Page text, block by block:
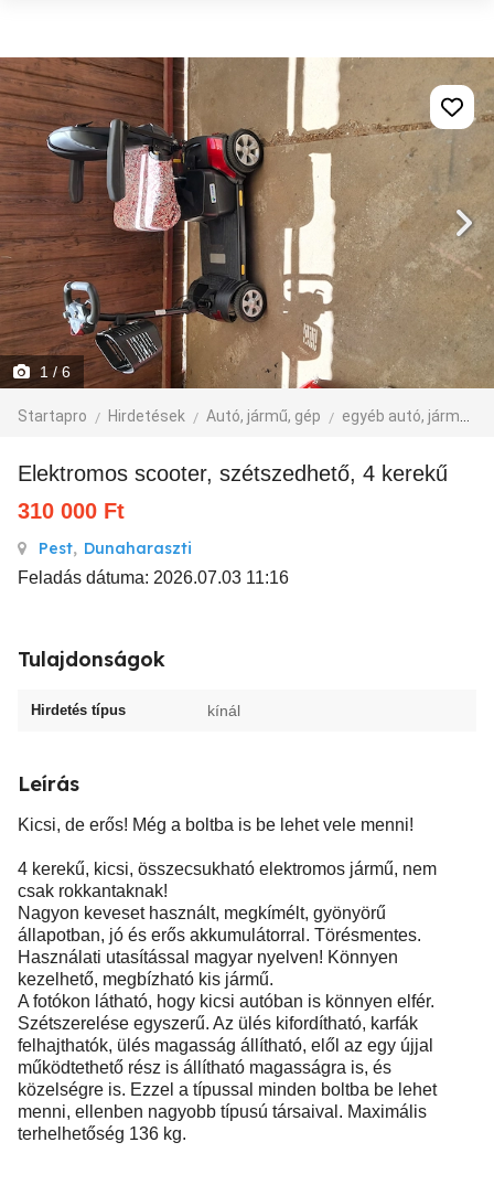
1 / 6
Startapro Hirdetések Autó, jármű, gép egyéb autó, jármű, gép
Elektromos scooter, szétszedhető, 4 kerekű
310 000 Ft
Pest, Dunaharaszti
Feladás dátuma: 2026.07.03 11:16
Tulajdonságok
Hirdetés típus kínál
Leírás
Kicsi, de erős! Még a boltba is be lehet vele menni!
4 kerekű, kicsi, összecsukható elektromos jármű, nem
csak rokkantaknak!
Nagyon keveset használt, megkímélt, gyönyörű
állapotban, jó és erős akkumulátorral. Törésmentes.
Használati utasítással magyar nyelven! Könnyen
kezelhető, megbízható kis jármű.
A fotókon látható, hogy kicsi autóban is könnyen elfér.
Szétszerelése egyszerű. Az ülés kifordítható, karfák
felhajthatók, ülés magasság állítható, elől az egy újjal
működtethető rész is állítható magasságra is, és
közelségre is. Ezzel a típussal minden boltba be lehet
menni, ellenben nagyobb típusú társaival. Maximális
terhelhetőség 136 kg.